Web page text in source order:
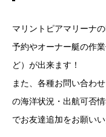
マリントピアマリーナ
予約やオーナー艇の作
ど）が出来ます！
また、各種お問い合わ
の海洋状況・出航可否
でお友達追加をお願いい